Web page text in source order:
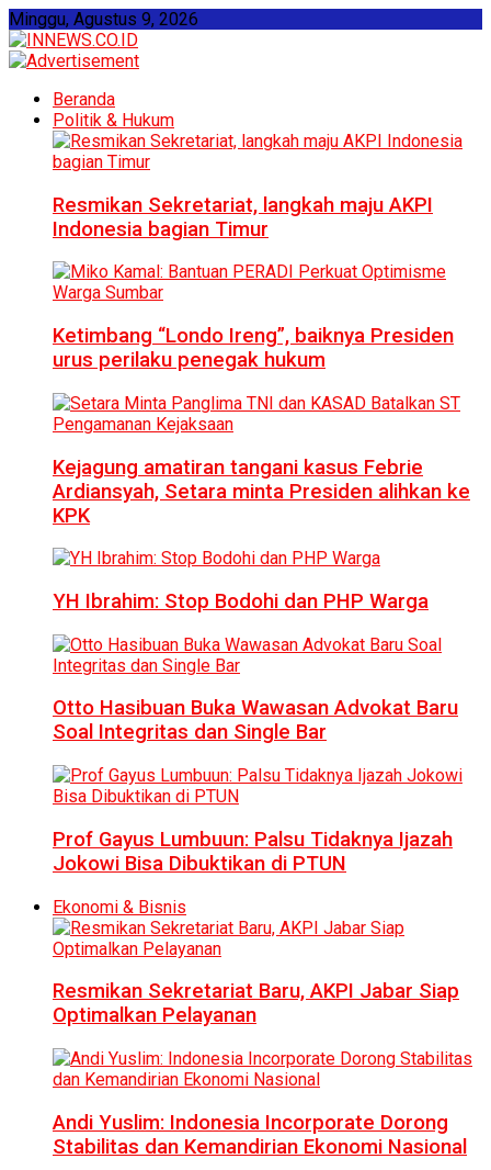
Minggu, Agustus 9, 2026
Beranda
Politik & Hukum
Resmikan Sekretariat, langkah maju AKPI
Indonesia bagian Timur
Ketimbang “Londo Ireng”, baiknya Presiden
urus perilaku penegak hukum
Kejagung amatiran tangani kasus Febrie
Ardiansyah, Setara minta Presiden alihkan ke
KPK
YH Ibrahim: Stop Bodohi dan PHP Warga
Otto Hasibuan Buka Wawasan Advokat Baru
Soal Integritas dan Single Bar
Prof Gayus Lumbuun: Palsu Tidaknya Ijazah
Jokowi Bisa Dibuktikan di PTUN
Ekonomi & Bisnis
Resmikan Sekretariat Baru, AKPI Jabar Siap
Optimalkan Pelayanan
Andi Yuslim: Indonesia Incorporate Dorong
Stabilitas dan Kemandirian Ekonomi Nasional